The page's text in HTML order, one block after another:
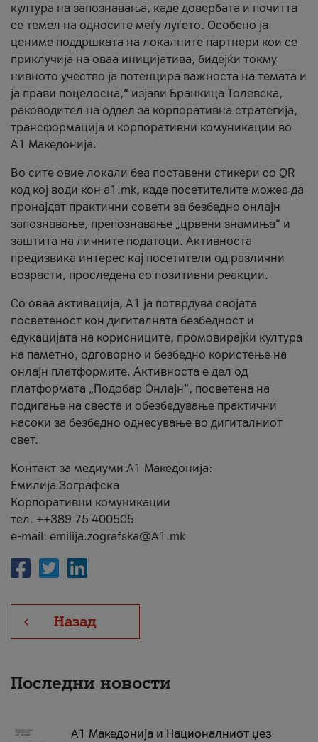
култура на запознавања, каде довербата и почитта
се темел на односите меѓу луѓето. Особено ја
цениме поддршката на локалните партнери кои се
приклучија на оваа иницијатива, бидејќи токму
нивното учество ја потенцира важноста на темата и
ја прави поцелосна,“ изјави Бранкица Толевска,
раководител на оддел за корпоративна стратегија,
трансформација и корпоративни комуникации во
А1 Македонија.
Во сите овие локали беа поставени стикери со QR
код кој води кон a1.mk, каде посетителите можеа да
пронајдат практични совети за безбедно онлајн
запознавање, препознавање „црвени знамиња“ и
заштита на личните податоци. Активноста
предизвика интерес кај посетители од различни
возрасти, проследена со позитивни реакции.
Со оваа активација, А1 ја потврдува својата
посветеност кон дигиталната безбедност и
едукацијата на корисниците, промовирајќи култура
на паметно, одговорно и безбедно користење на
онлајн платформите. Активноста е дел од
платформата „Подобар Онлајн“, посветена на
подигање на свеста и обезбедување практични
насоки за безбедно однесување во дигиталниот
свет.
Контакт за медиуми А1 Македонија:
Емилија Зографска
Корпоративни комуникации
тел. ++389 75 400505
e-mail: emilija.zografska@A1.mk
Назад
Последни новости
А1 Македонија и Националниот џез